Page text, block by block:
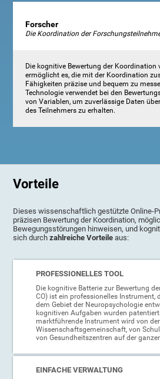
Forscher
Die Koordination der
Die kognitive Bewertung der Koordination
ermöglicht es, die mit der Koordination
Fähigkeiten präzise und bequem zu
Technologie verwendet bei den
von Variablen, um zuverlässige Daten
des Teilnehmers zu erhalten.
Vorteile
Dieses wissenschaftlich gestützte Online-
präzisen Bewertung der Koordination,
Bewegungsstörungen hinweisen, und
sich durchzahlreiche Vorteile aus:
PROFESSIONELLES TOOL
Die kognitive Batterie zur Bewertung
CO) ist ein professionelles Instrument,
dem Gebiet der Neuropsychologie
kognitiven Aufgaben wurden
marktführende Instrument wird von der
Wissenschaftsgemeinschaft, von
von Gesundheitszentren auf der
EINFACHE VERWALTUNG